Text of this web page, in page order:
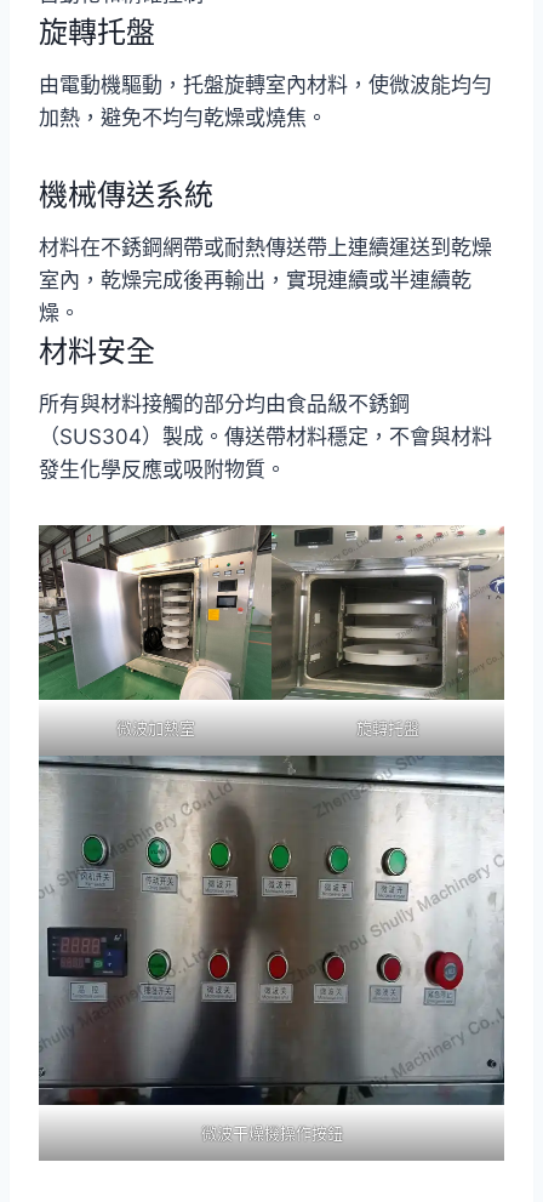
旋轉托盤
由電動機驅動，托盤旋轉室內材料，使微波能均勻
加熱，避免不均勻乾燥或燒焦。
機械傳送系統
材料在不銹鋼網帶或耐熱傳送帶上連續運送到乾燥
室內，乾燥完成後再輸出，實現連續或半連續乾
燥。
材料安全
所有與材料接觸的部分均由食品級不銹鋼
（SUS304）製成。傳送帶材料穩定，不會與材料
發生化學反應或吸附物質。
微波加熱室 旋轉托盤
微波干燥機操作按鈕